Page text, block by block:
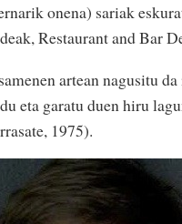
onena) sariak
Restaurant and Bar
artean nagusitu
eta garatu duen hiru
1975).